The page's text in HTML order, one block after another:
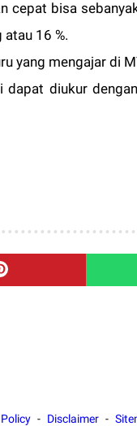
cepat bisa
16 %.
yang mengajar di
dapat diukur
Disclaimer